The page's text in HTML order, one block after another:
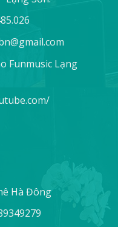
Funmusic Lạng
Hà Đông